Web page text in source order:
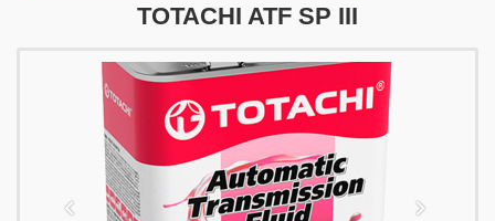
​​​​TOTACHI ATF SP III